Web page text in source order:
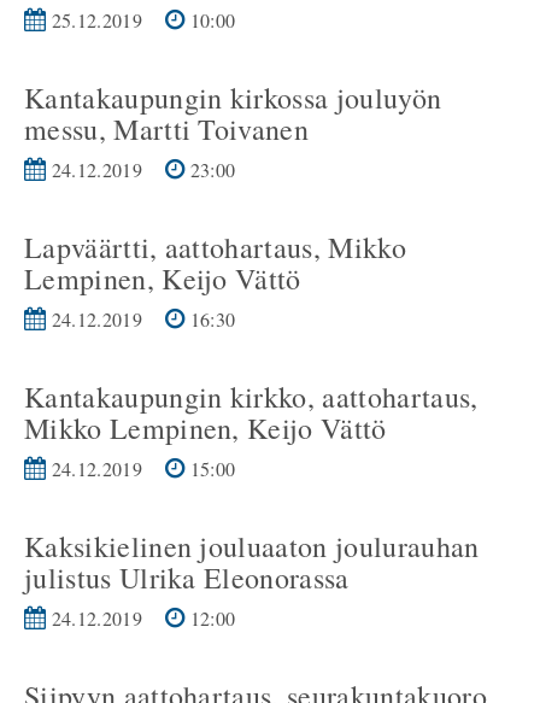
25.12.2019 10:00
Kantakaupungin kirkossa jouluyön
messu, Martti Toivanen
24.12.2019 23:00
Lapväärtti, aattohartaus, Mikko
Lempinen, Keijo Vättö
24.12.2019 16:30
Kantakaupungin kirkko, aattohartaus,
Mikko Lempinen, Keijo Vättö
24.12.2019 15:00
Kaksikielinen jouluaaton joulurauhan
julistus Ulrika Eleonorassa
24.12.2019 12:00